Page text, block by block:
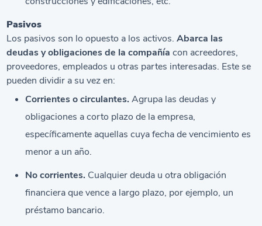
Pasivos
Los pasivos son lo opuesto a los activos. Abarca las
deudas y obligaciones de la compañía con acreedores,
proveedores, empleados u otras partes interesadas. Este se
pueden dividir a su vez en:
Corrientes o circulantes. Agrupa las deudas y
obligaciones a corto plazo de la empresa,
específicamente aquellas cuya fecha de vencimiento es
menor a un año.
No corrientes. Cualquier deuda u otra obligación
financiera que vence a largo plazo, por ejemplo, un
préstamo bancario.